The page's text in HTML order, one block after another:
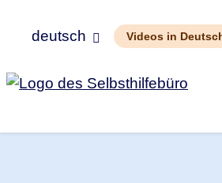
Zum Inhalt springen
deutsch Videos in